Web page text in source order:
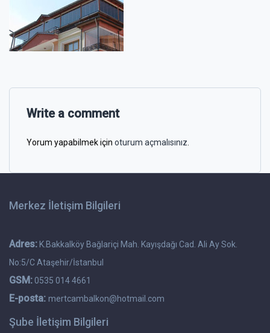
Write a comment
Yorum yapabilmek için oturum açmalısınız
Merkez İletişim Bilgileri
Adres: K.Bakkalköy Bağlariçi Mah. Kayışdağı Cad. Ali Ay Sok.
No:5/C Ataşehir/İstanbul
GSM: 0535 014 4661
E-posta: mertcambalkon@hotmail.com
Şube İletişim Bilgileri